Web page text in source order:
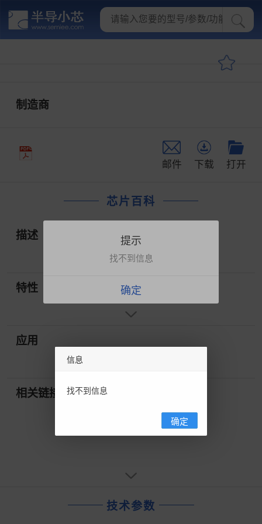
制造商
邮件 下载 打开
芯片百科
描述
特性
应用
相关链接
技术参数
提示
找不到信息
确定
信息
找不到信息
确定